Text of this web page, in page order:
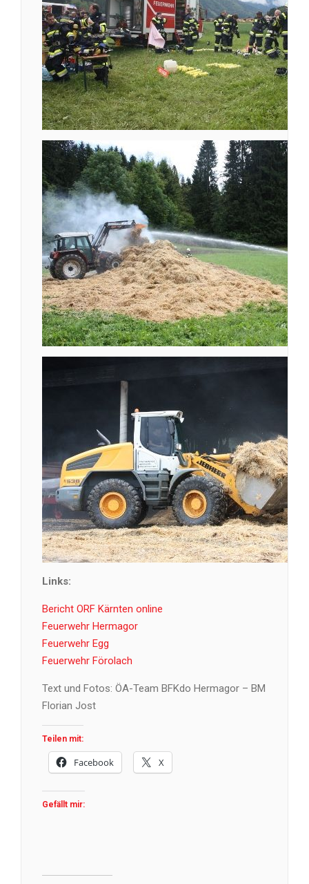
Links:
Bericht ORF Kärnten online
Feuerwehr Hermagor
Feuerwehr Egg
Feuerwehr Förolach
Text und Fotos: ÖA-Team BFKdo Hermagor – BM
Florian Jost
Teilen mit:
Facebook X
Gefällt mir: